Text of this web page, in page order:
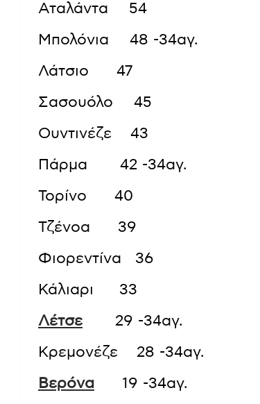
Αταλάντα 54
Μπολόνια 48 -34αγ.
Λάτσιο 47
Σασουόλο 45
Ουντινέζε 43
Πάρμα 42 -34αγ.
Τορίνο 40
Τζένοα 39
Φιορεντίνα 36
Κάλιαρι 33
Λέτσε29 -34αγ.
Κρεμονέζε 28 -34αγ.
Βερόνα 19 -34αγ.